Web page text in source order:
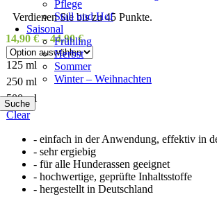
Pflege
Stall und Hof
Saisonal
Frühling
Herbst
Sommer
Winter – Weihnachten
Suche
Verdienen Sie bis zu 45 Punkte.
14,90 € – 44,90€
125 ml
250 ml
500 ml
Clear
- einfach in der Anwendung, effektiv in
- sehr ergiebig
- für alle Hunderassen geeignet
- hochwertige, geprüfte Inhaltsstoffe
- hergestellt in Deutschland